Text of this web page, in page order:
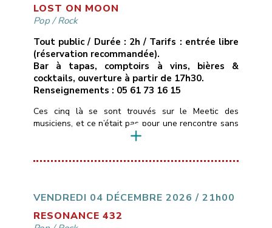
LOST ON MOON
Pop/Rock
Tout public / Durée : 2h / Tarifs : entrée libre
(réservation recommandée).
Bar à tapas, comptoirs à vins, bières &
cocktails, ouverture à partir de 17h30.
Renseignements : 05 61 73 16 15
Ces cinq là se sont trouvés sur le Meetic des
musiciens, et ce n’était pas pour une rencontre sans
lendemain …Ils personnalisent depuis quelques
Gossip, Muse, Fleetwood Mac, Lavilliers…) pour leur
Christelle […]
VENDREDI 04 DÉCEMBRE 2026 / 21h00
RESONANCE 432